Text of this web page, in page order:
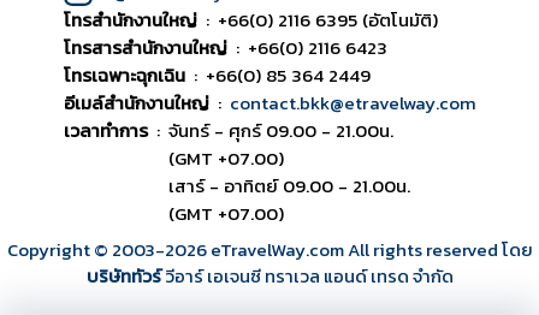
โทรสำนักงานใหญ่ : +66(0) 2116 6395 (อัตโนมัติ)
โทรสารสำนักงานใหญ่ : +66(0) 2116 6423
โทรเฉพาะฉุกเฉิน : +66(0) 85 364 2449
อีเมล์สำนักงานใหญ่ : contact.bkk@etravelway.com
เวลาทำการ : จันทร์ - ศุกร์ 09.00 - 21.00น.
(GMT +07.00)
เสาร์ - อาทิตย์ 09.00 - 21.00น.
(GMT +07.00)
Copyright © 2003-2026eTravelWay.com All rights reserved โดย
บริษัททัวร์วีอาร์ เอเจนซี ทราเวล แอนด์ เทรด จำกัด